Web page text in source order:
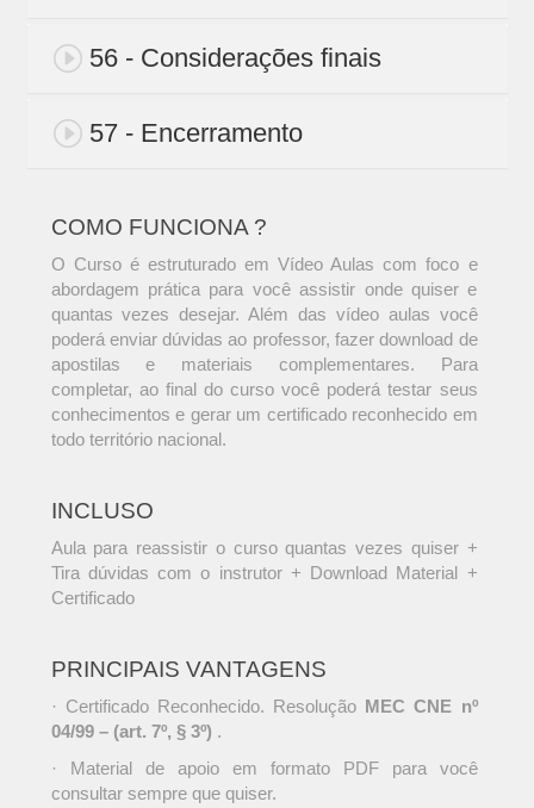
56 - Considerações finais
57 - Encerramento
COMO FUNCIONA ?
O Curso é estruturado em Vídeo Aulas com foco e
abordagem prática para você assistir onde quiser e
quantas vezes desejar. Além das vídeo aulas você
poderá enviar dúvidas ao professor, fazer download de
apostilas e materiais complementares. Para
completar, ao final do curso você poderá testar seus
conhecimentos e gerar um certificado reconhecido em
todo território nacional.
INCLUSO
Aula para reassistir o curso quantas vezes quiser +
Tira dúvidas com o instrutor + Download Material +
Certificado
PRINCIPAIS VANTAGENS
· Certificado Reconhecido. Resolução MEC CNE nº
04/99 – (art. 7º, § 3º) .
· Material de apoio em formato PDF para você
consultar sempre que quiser.